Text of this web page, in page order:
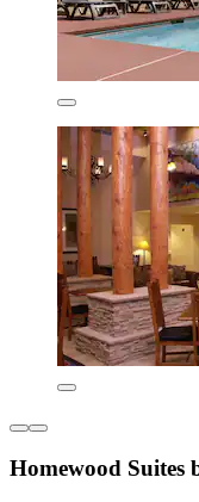
Homewood Suites